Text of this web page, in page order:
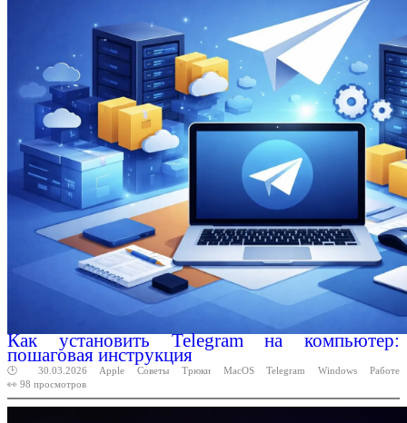
Как установить Telegram на компьютер:
пошаговая инструкция
🕑 30.03.2026 Apple Советы Трюки MacOS Telegram Windows
Работе
👀 98 просмотров